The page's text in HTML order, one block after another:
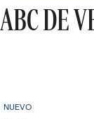
ABC DE
NUEVO